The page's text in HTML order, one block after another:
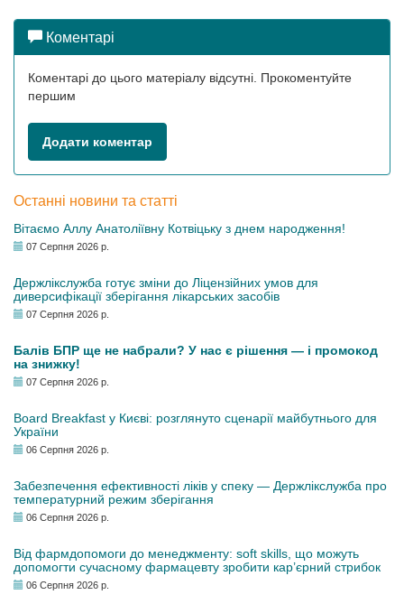
Коментарі
Коментарі до цього матеріалу відсутні. Прокоментуйте
першим
Додати коментар
Останні новини та статті
Вітаємо Аллу Анатоліївну Котвіцьку з днем народження!
07 Серпня 2026 р.
Держлікслужба готує зміни до Ліцензійних умов для
диверсифікації зберігання лікарських засобів
07 Серпня 2026 р.
Балів БПР ще не набрали? У нас є рішення — і промокод
на знижку!
07 Серпня 2026 р.
Board Breakfast у Києві: розглянуто сценарії майбутнього для
України
06 Серпня 2026 р.
Забезпечення ефективності ліків у спеку — Держлікслужба про
температурний режим зберігання
06 Серпня 2026 р.
Від фармдопомоги до менеджменту: soft skills, що можуть
допомогти сучасному фармацевту зробити кар’єрний стрибок
06 Серпня 2026 р.